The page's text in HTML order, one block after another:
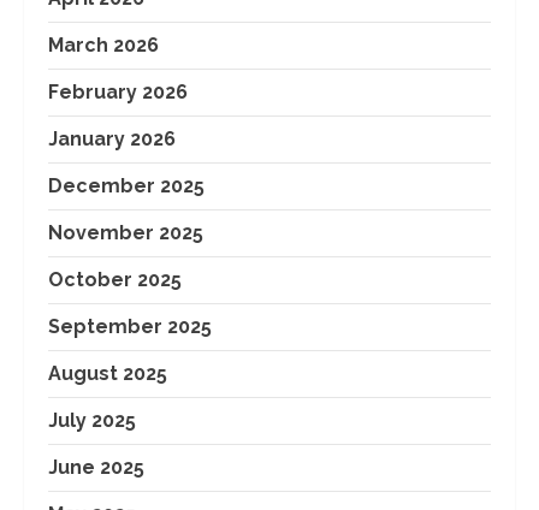
March 2026
February 2026
January 2026
December 2025
November 2025
October 2025
September 2025
August 2025
July 2025
June 2025